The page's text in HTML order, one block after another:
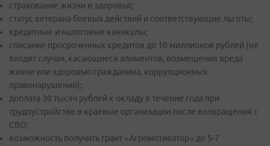
страхование жизни и здоровья;
статус ветерана боевых действий и соответствующие льготы;
кредитные и налоговые каникулы;
списание просроченных кредитов до 10 миллионов рублей (не
входят случаи, касающиеся алиментов, возмещения вреда
жизни или здоровью гражданина, коррупционных
правонарушений);
доплата 30 тысяч рублей к окладу в течение года при
трудоустройстве в краевые организации после возвращения с
СВО;
возможность получить грант «Агромотиватор» до 5-7